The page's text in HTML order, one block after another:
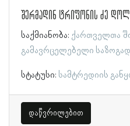
შერმადინ ტრიფონის ძე
საქმიანობა: ქართველთა
გამავრცელებელი
სტატუსი: სამტრედიის
დაწვრილებით